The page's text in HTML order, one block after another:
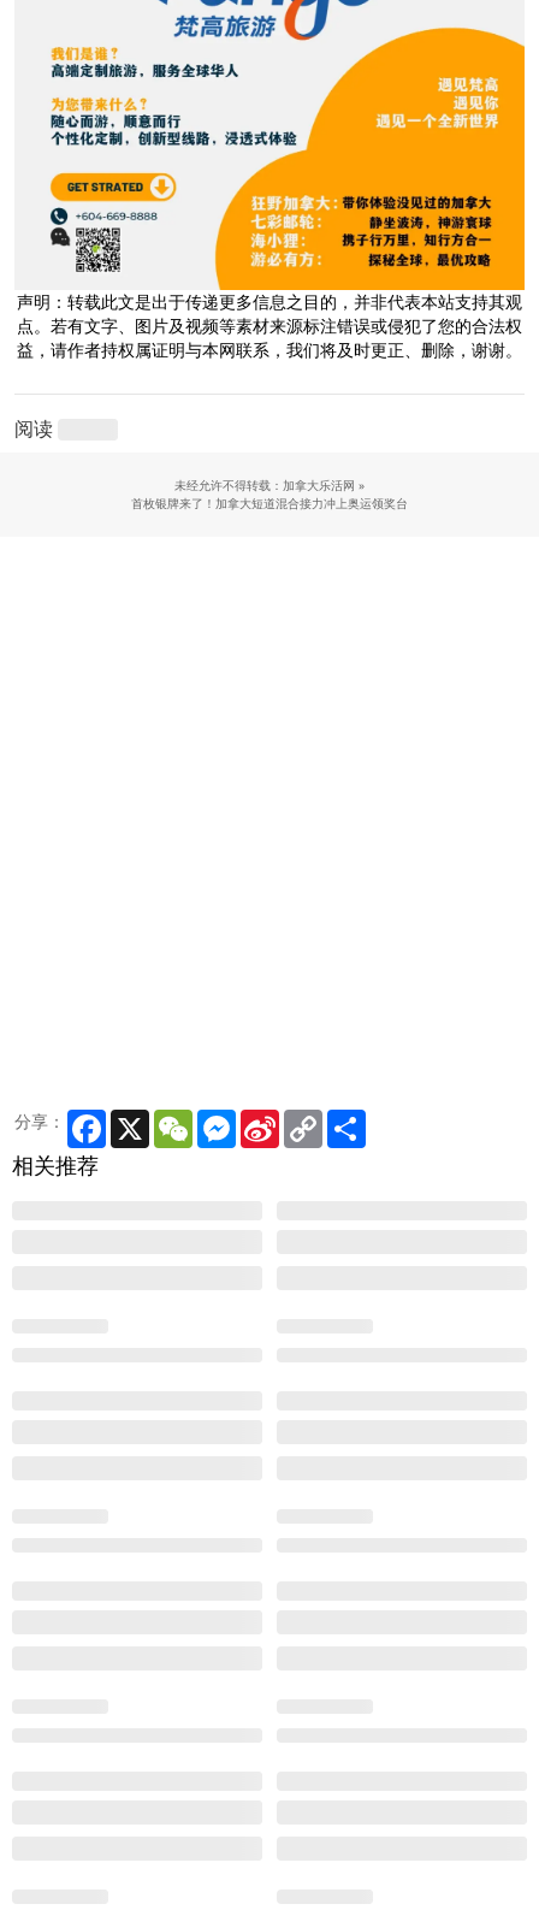
声明：转载此文是出于传递更多信息之目的，并非代表本站支持其观
点。若有文字、图片及视频等素材来源标注错误或侵犯了您的合法权
益，请作者持权属证明与本网联系，我们将及时更正、删除，谢谢。
阅读
未经允许不得转载：加拿大乐活网 »
首枚银牌来了！加拿大短道混合接力冲上奥运领奖台
分享： Facebook
X WeChatMessenger
Sina
Weibo
Copy
Link
相关推荐